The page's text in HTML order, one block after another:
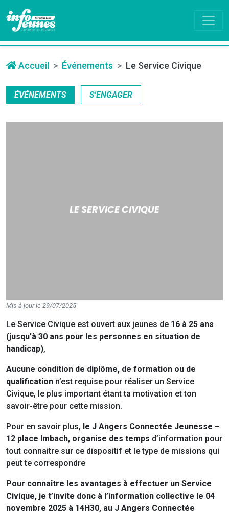
Accueil Événements Le Service Civique
ÉVÉNEMENTS S'ENGAGER
LE SERVICE CIVIQUE
Mis à jour le 29/07/2025
Le Service Civique est ouvert aux jeunes de 16 à 25 ans
(jusqu’à 30 ans pour les personnes en situation de
handicap),
Aucune condition de diplôme, de formation ou de
qualification n’est requise pour réaliser un Service
Civique, le plus important étant ta motivation et ton
savoir-être pour cette mission.
Pour en savoir plus, le J Angers Connectée Jeunesse –
12 place Imbach, organise des temps d’information pour
tout connaitre sur ce dispositif et le type de missions qui
peut te correspondre
Pour connaître les avantages à effectuer un Service
Civique, je t’invite donc à l’information collective le 04
novembre 2025 à 14H30, au J Angers Connectée